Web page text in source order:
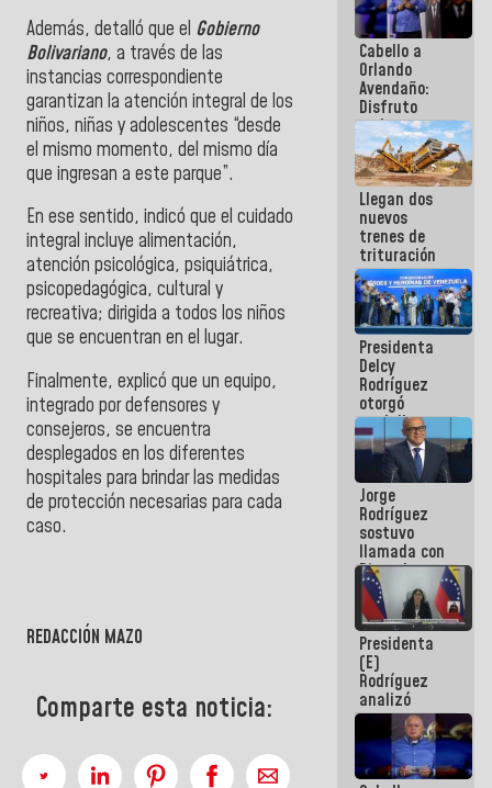
Además, detalló que el Gobierno
Bolivariano, a través de las
instancias correspondiente
garantizan la atención integral de los
niños, niñas y adolescentes “desde
el mismo momento, del mismo día
que ingresan a este parque”.
En ese sentido, indicó que el cuidado
integral incluye alimentación,
atención psicológica, psiquiátrica,
psicopedagógica, cultural y
recreativa; dirigida a todos los niños
que se encuentran en el lugar.
Finalmente, explicó que un equipo,
integrado por defensores y
consejeros, se encuentra
desplegados en los diferentes
hospitales para brindar las medidas
de protección necesarias para cada
caso.
REDACCIÓN MAZO
Comparte esta noticia:
Cabello a
Orlando
Avendaño:
Disfruto
cada vez
que escribes
porque lo
que haces
es
embarrarla
Llegan dos
nuevos
trenes de
trituración
para
optimizar
manejo de
escombros
en La Guaira
Presidenta
Delcy
Rodríguez
otorgó
medalla
"Héroe de
Venezuela"
a servidores
públicos
Jorge
Rodríguez
sostuvo
llamada con
Dinorah
Figuera y
acuerdan
primer
encuentro
presencial
para el
diálogo
Presidenta
(E)
Rodríguez
analizó
junto a
gobernadores
planes de
recuperación